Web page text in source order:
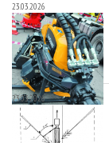
23.03.2026
23.03.2026